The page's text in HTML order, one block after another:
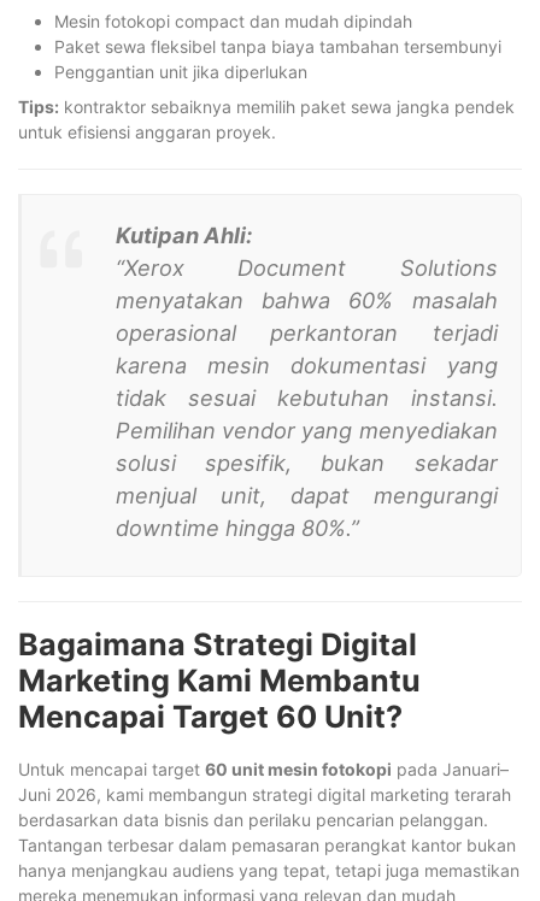
Mesin fotokopi compact dan mudah dipindah
Paket sewa fleksibel tanpa biaya tambahan tersembunyi
Penggantian unit jika diperlukan
Tips: kontraktor sebaiknya memilih paket sewa jangka pendek
untuk efisiensi anggaran proyek.
Kutipan Ahli:
“Xerox Document Solutions
menyatakan bahwa 60% masalah
operasional perkantoran terjadi
karena mesin dokumentasi yang
tidak sesuai kebutuhan instansi.
Pemilihan vendor yang menyediakan
solusi spesifik, bukan sekadar
menjual unit, dapat mengurangi
downtime hingga 80%.”
Bagaimana Strategi Digital
Marketing Kami Membantu
Mencapai Target 60 Unit?
Untuk mencapai target 60 unit mesin fotokopi pada Januari–
Juni 2026, kami membangun strategi digital marketing terarah
berdasarkan data bisnis dan perilaku pencarian pelanggan.
Tantangan terbesar dalam pemasaran perangkat kantor bukan
hanya menjangkau audiens yang tepat, tetapi juga memastikan
mereka menemukan informasi yang relevan dan mudah